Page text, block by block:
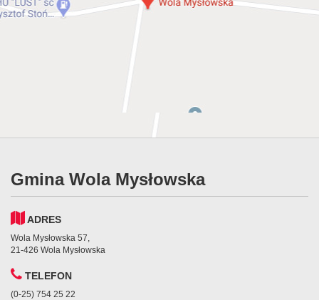
Gmina Wola Mysłowska
ADRES
Wola Mysłowska 57,
21-426 Wola Mysłowska
TELEFON
(0-25) 754 25 22